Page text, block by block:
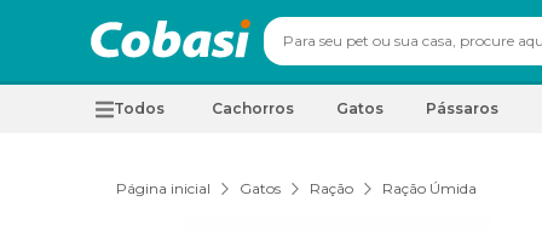
Todos Cachorros Gatos Pássaros
Página inicial Gatos Ração Ração Úmida